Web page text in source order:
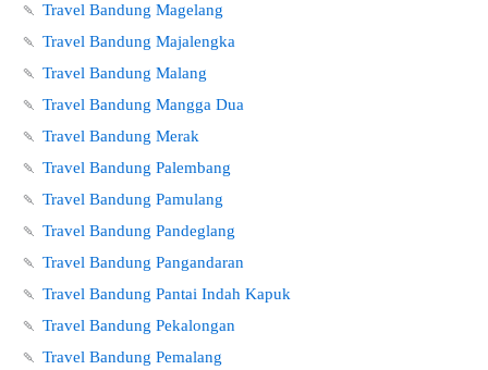
🍡 Travel Bandung Magelang
🍡 Travel Bandung Majalengka
🍡 Travel Bandung Malang
🍡 Travel Bandung Mangga Dua
🍡 Travel Bandung Merak
🍡 Travel Bandung Palembang
🍡 Travel Bandung Pamulang
🍡 Travel Bandung Pandeglang
🍡 Travel Bandung Pangandaran
🍡 Travel Bandung Pantai Indah Kapuk
🍡 Travel Bandung Pekalongan
🍡 Travel Bandung Pemalang